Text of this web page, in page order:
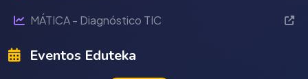
MÁTICA - Diagnóstico TIC
Eventos Eduteka